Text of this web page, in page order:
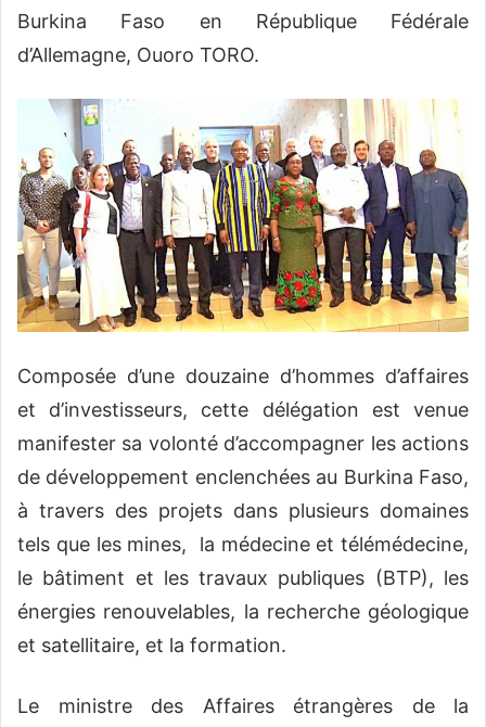
Burkina Faso en République Fédérale
d’Allemagne, Ouoro TORO.
Composée d’une douzaine d’hommes d’affaires
et d’investisseurs, cette délégation est venue
manifester sa volonté d’accompagner les actions
de développement enclenchées au Burkina Faso,
à travers des projets dans plusieurs domaines
tels que les mines, la médecine et télémédecine,
le bâtiment et les travaux publiques (BTP), les
énergies renouvelables, la recherche géologique
et satellitaire, et la formation.
Le ministre des Affaires étrangères de la